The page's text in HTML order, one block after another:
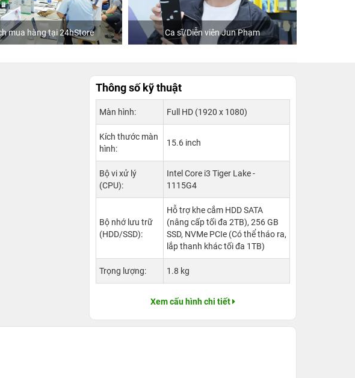
Ca sĩ/Diễn viên Jun Phạm Khách mua hàng tại 24hStore
Thông số kỹ thuật
Màn hình: Full HD (1920 x 1080)
Kích thước màn
hình:
15.6 inch
Bộ vi xử lý
(CPU):
Intel Core i3 Tiger Lake -
1115G4
Bộ nhớ lưu trữ
(HDD/SSD):
Hỗ trợ khe cắm HDD SATA
(nâng cấp tối đa 2TB), 256 GB
SSD, NVMe PCIe (Có thể tháo ra,
lắp thanh khác tối đa 1TB)
Trọng lượng: 1.8 kg
Xem cấu hình chi tiết